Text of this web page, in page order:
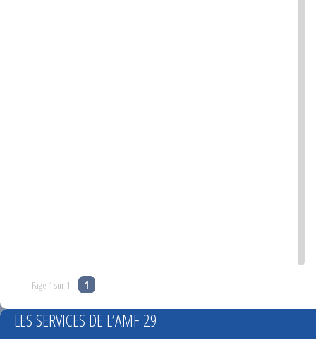
Page 1 sur 1 1
LES SERVICES DE L’AMF 29